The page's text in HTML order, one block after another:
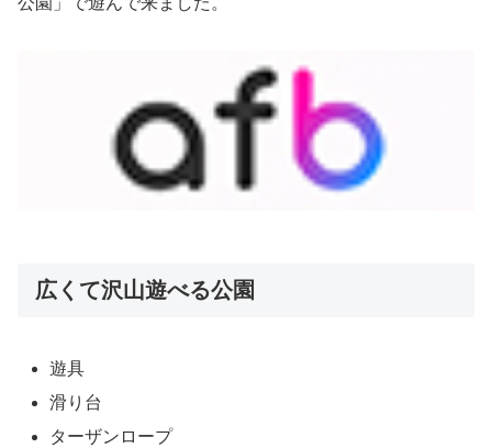
広くて沢山遊べる公園
遊具
滑り台
ターザンロープ